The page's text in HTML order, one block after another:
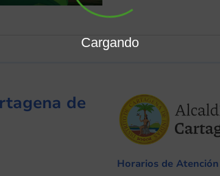
de
Horarios de
Cargando